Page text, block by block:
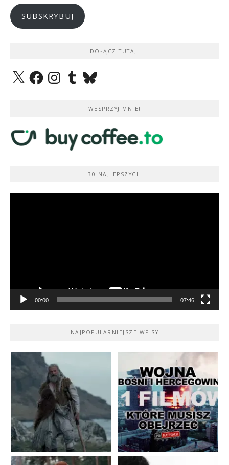
SUBSKRYBUJ
DOŁĄCZ TUTAJ!
X FacebookInstagramTumblrBluesky
WESPRZYJ MNIE!
30 NAJLEPSZYCH
00:00 07:46
NAJPOPULARNIEJSZE WPISY